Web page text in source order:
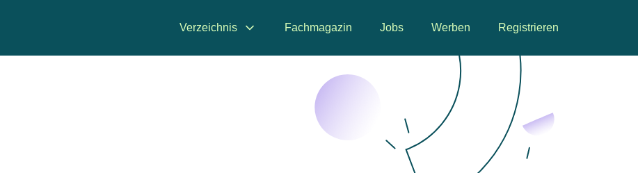
Verzeichnis Fachmagazin Jobs Werben Registrieren